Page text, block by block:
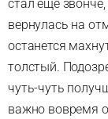
стал ещё
вернулась на
останется
толстый.
чуть-чуть
важно вовремя